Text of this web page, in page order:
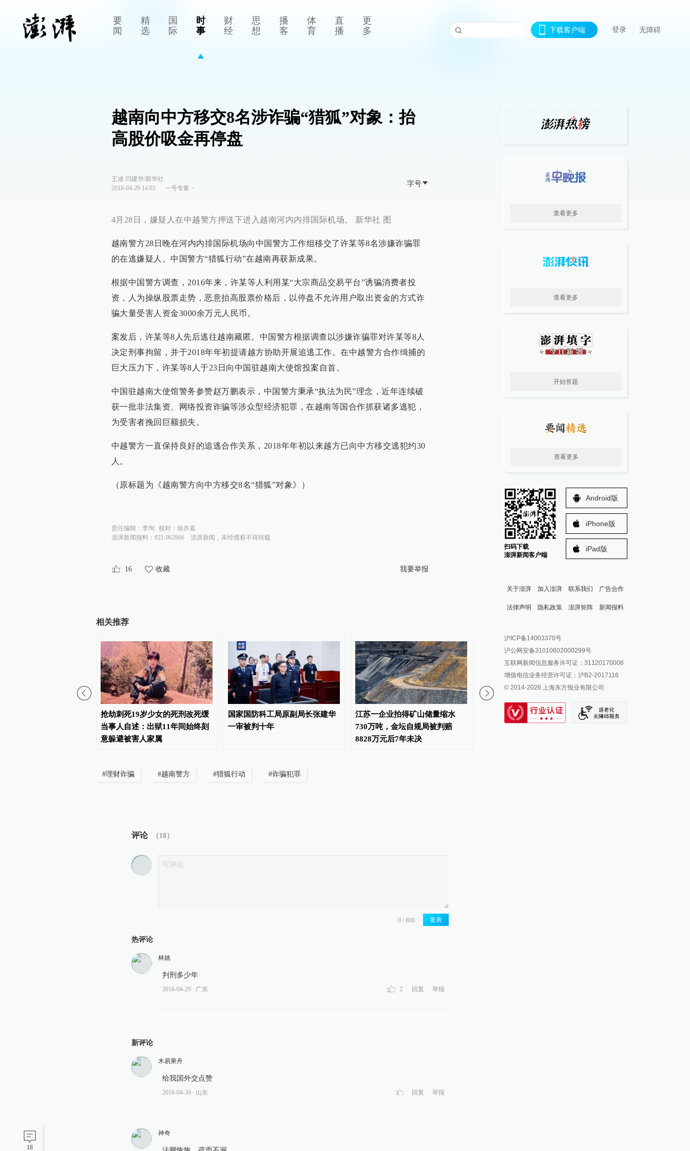
要
闻
精
选
国
际
时
事
财
经
思
想
播
客
体
育
直
播
更
多
下载客户端 登录 无障碍
18
越南向中方移交8名涉诈骗“猎狐”对象：抬
高股价吸金再停盘
王迪 闫建华/新华社
2018-04-29 14:03
一号专案 >
字号
4月28日，嫌疑人在中越警方押送下进入越南河内内排国际机场。 新华社 图
越南警方28日晚在河内内排国际机场向中国警方工作组移交了许某等8名涉嫌诈骗罪
的在逃嫌疑人。中国警方“猎狐行动”在越南再获新成果。
根据中国警方调查，2016年来，许某等人利用某“大宗商品交易平台”诱骗消费者投
资，人为操纵股票走势，恶意抬高股票价格后，以停盘不允许用户取出资金的方式诈
骗大量受害人资金3000余万元人民币。
案发后，许某等8人先后逃往越南藏匿。中国警方根据调查以涉嫌诈骗罪对许某等8人
决定刑事拘留，并于2018年年初提请越方协助开展追逃工作。在中越警方合作缉捕的
巨大压力下，许某等8人于23日向中国驻越南大使馆投案自首。
中国驻越南大使馆警务参赞赵万鹏表示，中国警方秉承“执法为民”理念，近年连续破
获一批非法集资、网络投资诈骗等涉众型经济犯罪，在越南等国合作抓获诸多逃犯，
为受害者挽回巨额损失。
中越警方一直保持良好的追逃合作关系，2018年年初以来越方已向中方移交逃犯约30
人。
（原标题为《越南警方向中方移交8名“猎狐”对象》）
责任编辑： 李珣 校对： 徐亦嘉
澎湃新闻报料：021-962866
澎湃新闻，未经授权不得转载
16 收藏 我要举报
相关推荐
抢劫刺死19岁少女的死刑改死缓
当事人自述：出狱11年间始终刻
意躲避被害人家属
国家国防科工局原副局长张建华
一审被判十年
江苏一企业拍得矿山储量缩水
730万吨，金坛自规局被判赔
8828万元后7年未决
抢劫杀人犯死刑改死缓被害人家
四川南充市委原书记古
#理财诈骗 #越南警方 #猎狐行动 #诈骗犯罪
评论 （18）
发表
热评论
林姚
判刑多少年
2018-04-29 ∙ 广东 2 回复 举报
新评论
木易乘舟
给我国外交点赞
2018-04-30 ∙ 山东 回复 举报
神奇
查看更多
查看更多
开始答题
查看更多
扫码下载
澎湃新闻客户端
Android版
iPhone版
iPad版
关于澎湃 加入澎湃 联系我们 广告合作
法律声明 隐私政策 澎湃矩阵
澎湃新闻公众号
澎湃新闻抖音号
派生万物开放平台
IP SHANGHAI
SIXTH TONE
新闻报料
报料邮箱: news@thepaper.cn
沪ICP备14003370号
沪公网安备31010602000299号
互联网新闻信息服务许可证：31120170006
增值电信业务经营许可证：沪B2-2017116
© 2014-2026 上海东方报业有限公司